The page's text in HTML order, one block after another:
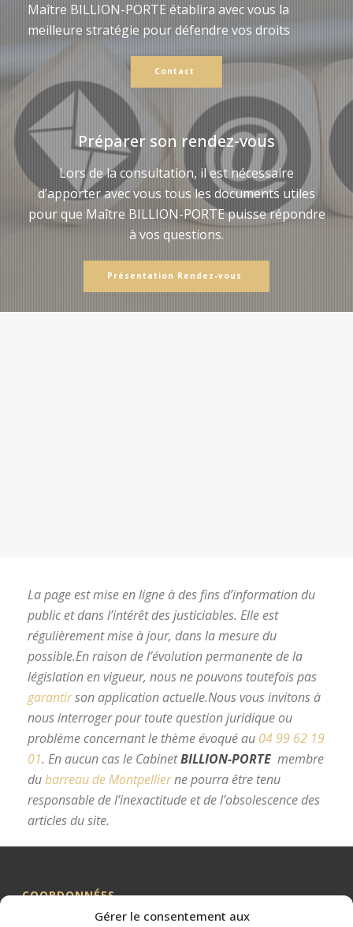
Gérer le consentement aux
Maître BILLION-PORTE établira avec vous la
meilleure stratégie pour défendre vos droits
Contact
Préparer son rendez-vous
Lors de la consultation, il est nécessaire
d’apporter avec vous tous les documents utiles
pour que Maître BILLION-PORTE puisse répondre
à vos questions.
Présentation Rendez-vous
La page est mise en ligne à des fins d’information du
public et dans l’intérêt des justiciables. Elle est
régulièrement mise à jour, dans la mesure du
possible.En raison de l’évolution permanente de la
législation en vigueur, nous ne pouvons toutefois pas
garantirson application actuelle.Nous vous invitons à
nous interroger pour toute question juridique ou
problème concernant le thème évoqué au 04 99 62 19
01. En aucun cas le CabinetBILLION-PORTE membre
dubarreau de Montpellierne pourra être tenu
responsable de l’inexactitude et de l’obsolescence des
articles du site.
COORDONNÉES
Me BILLION-PORTE